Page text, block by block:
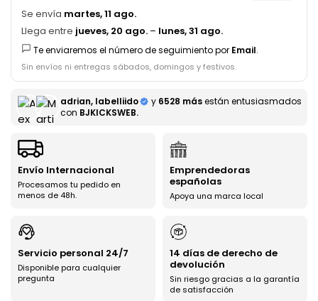
Se envía martes, 11 ago.
Llega entre jueves, 20 ago. – lunes, 31 ago.
Te enviaremos el número de seguimiento por Email.
Sin envíos ni entregas sábados, domingos y festivos.
adrian, labelliido y 6528 másestán entusiasmados
con BJKICKSWEB.
Envío Internacional
Procesamos tu pedido en
menos de 48h.
Emprendedoras
españolas
Apoya una marca local
Servicio personal 24/7
Disponible para cualquier
pregunta
14 días de derecho de
devolución
Sin riesgo gracias a la garantía
de satisfacción